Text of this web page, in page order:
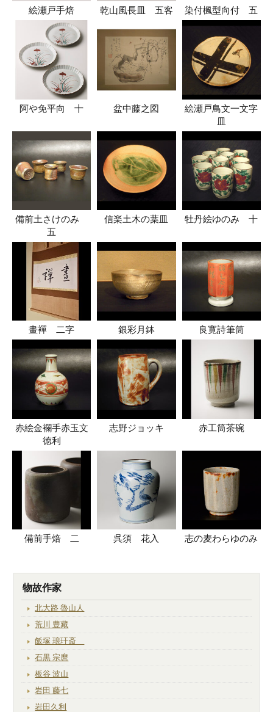
絵瀬戸手焙 乾山風長皿 五客 染付楓型向付 五
阿や免平向 十 盆中藤之図
絵瀬戸鳥文一文字
皿
備前土さけのみ
五
信楽土木の葉皿 牡丹絵ゆのみ 十
畫襌 二字 銀彩月鉢 良寛詩筆筒
赤絵金襴手赤玉文
徳利
志野ジョッキ 赤工筒茶碗
備前手焙 二 呉須 花入 志の麦わらゆのみ
物故作家
北大路 魯山人
荒川 豊藏
飯塚 琅玕斎
石黒 宗麿
板谷 波山
岩田 藤七
岩田久利